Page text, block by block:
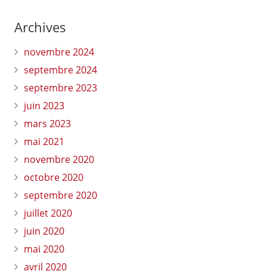
Archives
novembre 2024
septembre 2024
septembre 2023
juin 2023
mars 2023
mai 2021
novembre 2020
octobre 2020
septembre 2020
juillet 2020
juin 2020
mai 2020
avril 2020